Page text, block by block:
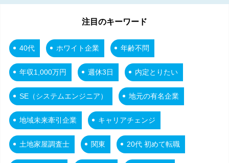
注目のキーワード
40代 ホワイト企業 年齢不問
年収1,000万円 週休3日 内定とりたい
SE（システムエンジニア） 地元の有名企業
地域未来牽引企業 キャリアチェンジ
土地家屋調査士 関東 20代 初めて転職